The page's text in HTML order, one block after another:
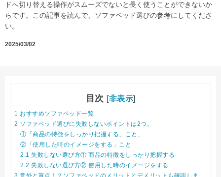
ドへ切り替える操作がスムーズでないと長く使うことができないか
らです。この記事を読んで、ソファベッド選びの参考にしてくださ
い。
2025/03/02
目次 [非表示]
1 おすすめソファベッド一覧
2 ソファベッド選びに失敗しないポイントは2つ。
①「商品の特徴をしっかり把握する」こと、
②「使用した時のイメージをする」こと
2.1 失敗しない選び方① 商品の特徴をしっかり把握する
2.2 失敗しない選び方② 使用した時のイメージをする